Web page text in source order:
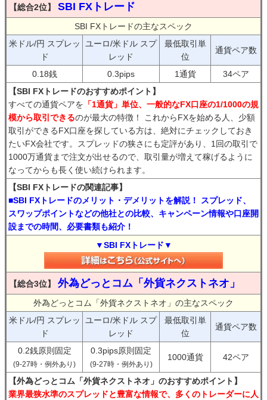
【総合2位】 SBI FXトレード
SBI FXトレードの主なスペック
米ドル/円 スプレッ
ド
ユーロ/米ドル スプ
レッド
最低取引単
位
通貨ペア数
0.18銭 0.3pips 1通貨
34ペア
【SBI FXトレードのおすすめポイント】
すべての通貨ペアを 「1通貨」単位、一般的なFX口座の1/1000の規
模から取引できるのが最大の特徴！ これからFXを始める人、少額
取引ができるFX口座を探している方は、絶対にチェックしておき
たいFX会社です。スプレッドの狭さにも定評があり、1回の取引で
1000万通貨まで注文が出せるので、取引量が増えて稼げるように
なってからも長く使い続けられます。
【SBI FXトレードの関連記事】
■SBI FXトレードのメリット・デメリットを解説！ スプレッド、
スワップポイントなどの他社との比較、キャンペーン情報や口座開
設までの時間、必要書類も紹介！
▼SBI FXトレード▼
【総合3位】 外為どっとコム「外貨ネクストネオ」
外為どっとコム「外貨ネクストネオ」の主なスペック
米ドル/円 スプレッ
ド
ユーロ/米ドル スプ
レッド
最低取引単
位
通貨ペア数
0.2銭原則固定
(9-27時・例外あり)
0.3pips原則固定
(9-27時・例外あり)
1000通貨 42ペア
【外為どっとコム「外貨ネクストネオ」のおすすめポイント】
業界最狭水準のスプレッドと豊富な情報で、多くのトレーダーに人